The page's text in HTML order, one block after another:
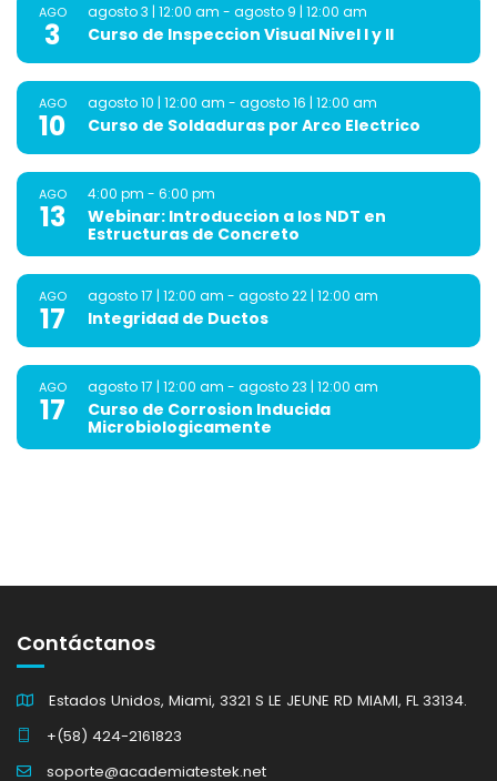
AGO
3
agosto 3 | 12:00 am - agosto 9 | 12:00 am
Curso de Inspeccion Visual Nivel I y II
AGO
10
agosto 10 | 12:00 am - agosto 16 | 12:00 am
Curso de Soldaduras por Arco Electrico
AGO
13
4:00 pm - 6:00 pm
Webinar: Introduccion a los NDT en
Estructuras de Concreto
AGO
17
agosto 17 | 12:00 am - agosto 22 | 12:00 am
Integridad de Ductos
AGO
17
agosto 17 | 12:00 am - agosto 23 | 12:00 am
Curso de Corrosion Inducida
Microbiologicamente
Contáctanos
Estados Unidos, Miami, 3321 S LE JEUNE RD MIAMI, FL 33134.
+(58) 424-2161823
soporte@academiatestek.net